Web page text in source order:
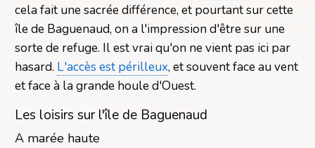
cela fait une sacrée différence, et pourtant sur cette
île de Baguenaud, on a l'impression d'être sur une
sorte de refuge. Il est vrai qu'on ne vient pas ici par
hasard. L'accès est périlleux, et souvent face au vent
et face à la grande houle d'Ouest.
Les loisirs sur l'île de Baguenaud
A marée haute